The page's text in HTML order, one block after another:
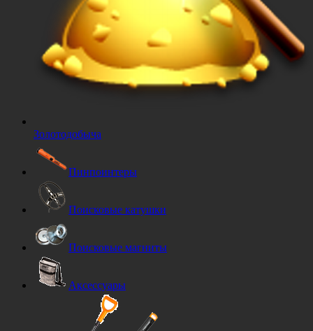
Золотодобыча
Пинпоинтеры
Поисковые катушки
Поисковые магниты
Аксессуары